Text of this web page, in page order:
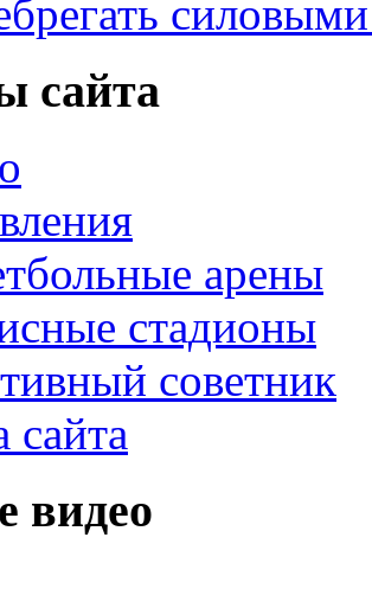
сайта
арены
стадионы
советник
сайта
видео